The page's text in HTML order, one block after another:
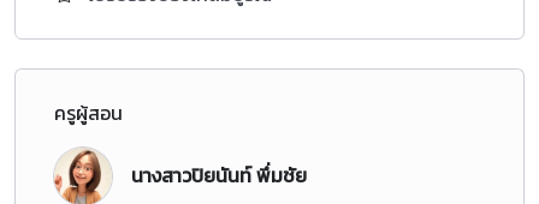
ครูผู้สอน
นางสาวปิยนันท์ พึ่มชัย